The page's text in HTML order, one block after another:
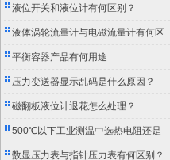
办？
液位开关和液位计有何区别？
液体涡轮流量计与电磁流量计有何区
别？
平衡容器产品有何用途
压力变送器显示乱码是什么原因？
磁翻板液位计退花怎么处理？
500℃以下工业测温中选热电阻还是
双金属温度计？
数显压力表与指针压力表有何区别？